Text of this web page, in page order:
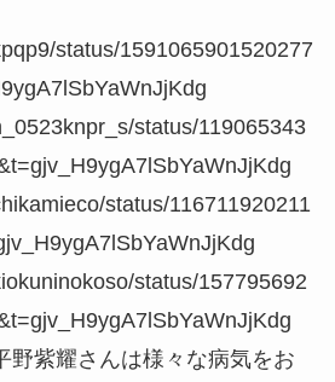
status/1591065901520277
status/119065343
status/116711920211
status/157795692
野紫耀さんは様々な病気をお